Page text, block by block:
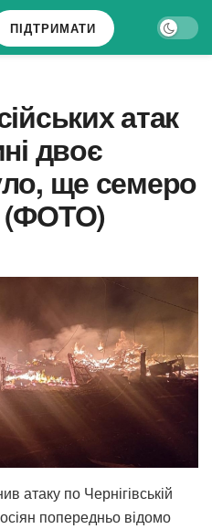
ПІДТРИМАТИ
атак
двоє
ще семеро
(ФОТО)
атаку по Чернігівській
попередньо відомо